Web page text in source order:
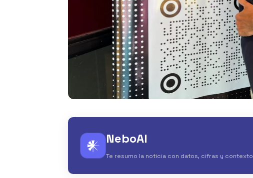
𒀭 NeboAI
Te resumo la noticia con datos, cifras y contexto